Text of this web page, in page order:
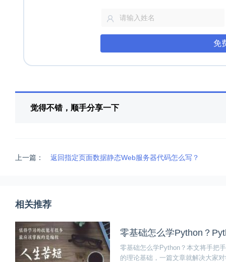
免
觉得不错，顺手分享一下
上一篇： 返回指定页面数据静态Web服务器代码怎么写？
相关推荐
零基础怎么学Python？
零基础怎么学Python？本文将手把
的理论基础，一篇文章就解决大家